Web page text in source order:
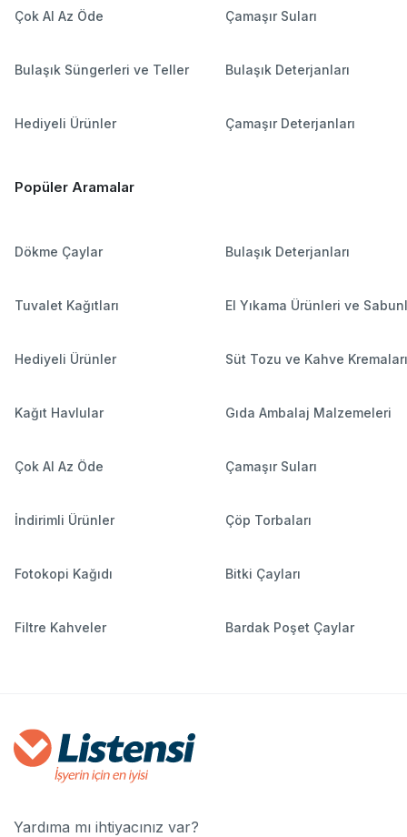
Çok Al Az Öde Çamaşır Suları
Bulaşık Süngerleri ve Teller Bulaşık Deterjanları
Hediyeli Ürünler Çamaşır Deterjanları
Popüler Aramalar
Dökme Çaylar Bulaşık Deterjanları
Tuvalet Kağıtları El Yıkama Ürünleri ve
Hediyeli Ürünler Süt Tozu ve Kahve Kremaları
Kağıt Havlular Gıda Ambalaj Malzemeleri
Çok Al Az Öde Çamaşır Suları
İndirimli Ürünler Çöp Torbaları
Fotokopi Kağıdı Bitki Çayları
Filtre Kahveler Bardak Poşet Çaylar
Yardıma mı ihtiyacınız var?